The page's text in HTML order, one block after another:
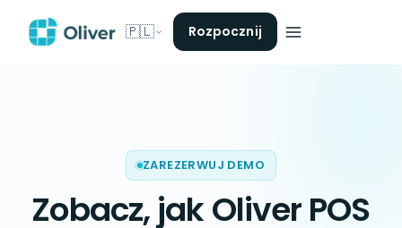
🇵🇱 Rozpocznij
ZAREZERWUJ DEMO
Zobacz, jak Oliver POS